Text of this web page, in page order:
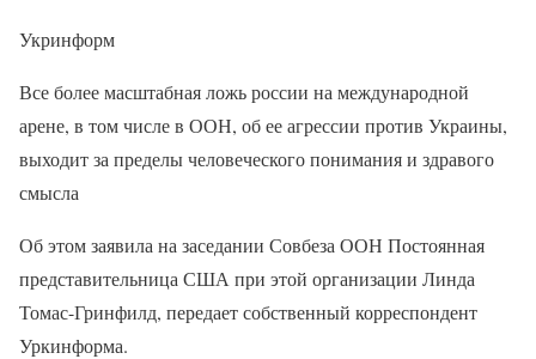
Укринформ
Все более масштабная ложь россии на международной
арене, в том числе в ООН, об ее агрессии против Украины,
выходит за пределы человеческого понимания и здравого
смысла
Об этом заявила на заседании Совбеза ООН Постоянная
представительница США при этой организации Линда
Томас-Гринфилд, передает собственный корреспондент
Уркинформа.